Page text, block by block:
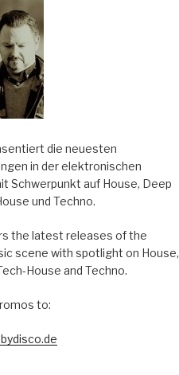
die neuesten
in der elektronischen
Schwerpunkt auf House, Deep
und Techno.
the latest releases of the
scene with spotlight on House,
House and Techno.
to: